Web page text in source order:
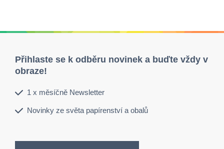
Přihlaste se k odběru novinek a buďte vždy v
obraze!
1 x měsíčně Newsletter
Novinky ze světa papírenství a obalů